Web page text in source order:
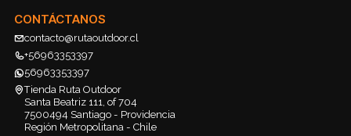
CONTÁCTANOS
contacto@rutaoutdoor.cl
+56963353397
56963353397
Tienda Ruta Outdoor
Santa Beatriz 111, of 704
7500494 Santiago - Providencia
Región Metropolitana - Chile